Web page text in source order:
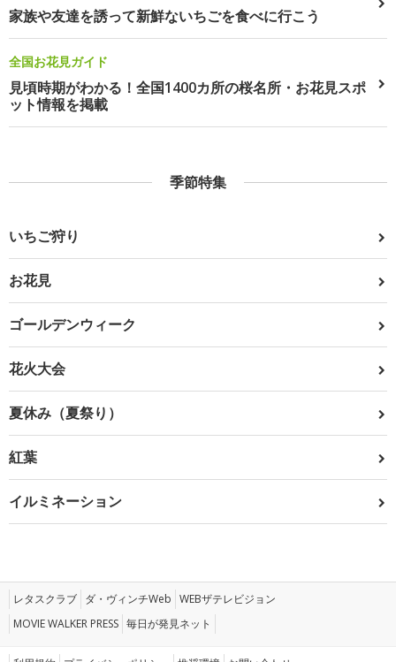
家族や友達を誘って新鮮ないちごを食べに行こう
全国お花見ガイド
見頃時期がわかる！全国1400カ所の桜名所・お花見スポ
ット情報を掲載
季節特集
いちご狩り
お花見
ゴールデンウィーク
花火大会
夏休み（夏祭り）
紅葉
イルミネーション
レタスクラブ ダ・ヴィンチWeb WEBザテレビジョン
MOVIE WALKER PRESS 毎日が発見ネット